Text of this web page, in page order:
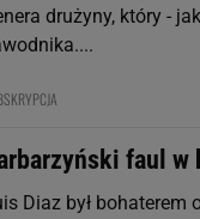
drużyny, który -
faul w
Diaz był bohaterem